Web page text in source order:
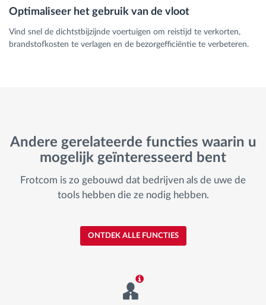
Optimaliseer het gebruik van de vloot
Vind snel de dichtstbijzijnde voertuigen om reistijd te verkorten,
brandstofkosten te verlagen en de bezorgefficiëntie te verbeteren.
Andere gerelateerde functies waarin u
mogelijk geïnteresseerd bent
Frotcom is zo gebouwd dat bedrijven als de uwe de
tools hebben die ze nodig hebben.
ONTDEK ALLE FUNCTIES